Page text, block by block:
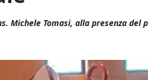
Michele Tomasi, alla presenza del